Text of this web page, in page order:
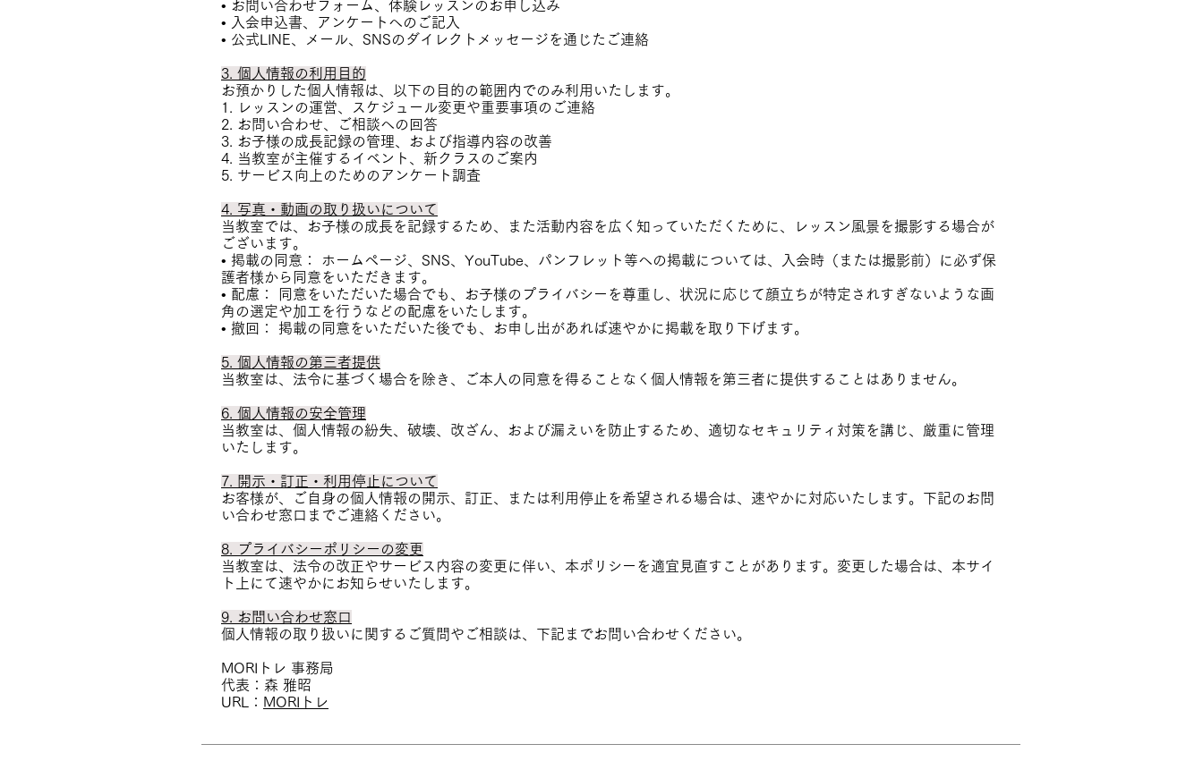
• お問い合わせフォーム、体験レッスンのお申し込み
• 入会申込書、アンケートへのご記入
• 公式LINE、メール、SNSのダイレクトメッセージを通じたご連絡
3. 個人情報の利用目的
お預かりした個人情報は、以下の目的の範囲内でのみ利用いたします。
1. レッスンの運営、スケジュール変更や重要事項のご連絡
2. お問い合わせ、ご相談への回答
3. お子様の成長記録の管理、および指導内容の改善
4. 当教室が主催するイベント、新クラスのご案内
5. サービス向上のためのアンケート調査
4. 写真・動画の取り扱いについて
当教室では、お子様の成長を記録するため、また活動内容を広く知っていただくために、レッスン風景を撮影する場合が
ございます。
• 掲載の同意： ホームページ、SNS、YouTube、パンフレット等への掲載については、入会時（または撮影前）に必ず保
護者様から同意をいただきます。
• 配慮： 同意をいただいた場合でも、お子様のプライバシーを尊重し、状況に応じて顔立ちが特定されすぎないような画
角の選定や加工を行うなどの配慮をいたします。
• 撤回： 掲載の同意をいただいた後でも、お申し出があれば速やかに掲載を取り下げます。
5. 個人情報の第三者提供
当教室は、法令に基づく場合を除き、ご本人の同意を得ることなく個人情報を第三者に提供することはありません。
6. 個人情報の安全管理
当教室は、個人情報の紛失、破壊、改ざん、および漏えいを防止するため、適切なセキュリティ対策を講じ、厳重に管理
いたします。
7. 開示・訂正・利用停止について
お客様が、ご自身の個人情報の開示、訂正、または利用停止を希望される場合は、速やかに対応いたします。下記のお問
い合わせ窓口までご連絡ください。
8. プライバシーポリシーの変更
当教室は、法令の改正やサービス内容の変更に伴い、本ポリシーを適宜見直すことがあります。変更した場合は、本サイ
ト上にて速やかにお知らせいたします。
9. お問い合わせ窓口
個人情報の取り扱いに関するご質問やご相談は、下記までお問い合わせください。
MORIトレ 事務局
代表：森 雅昭
URL： MORIトレ